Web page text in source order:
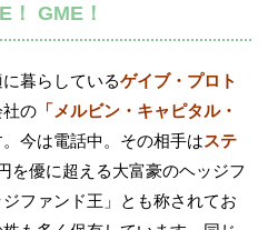
！ GME！
暮らしているゲイブ・プロト
社の 「メルビン・キャピタル・
今は電話中。その相手はステ
を優に超える大富豪のヘッジフ
ファンド王」とも称されてお